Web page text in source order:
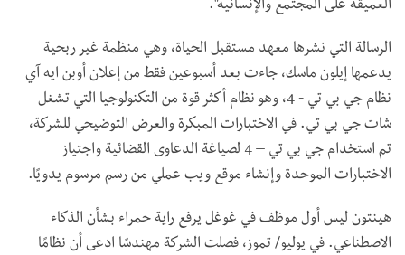
العميقة على المجتمع والإنسانية".
الرسالة التي نشرها معهد مستقبل الحياة، وهي منظمة غير ربحية
يدعمها إيلون ماسك، جاءت بعد أسبوعين فقط من إعلان أوبن ايه آي
نظام جي بي تي - 4، وهو نظام أكثر قوة من التكنولوجيا التي تشغل
شات جي بي تي. في الاختبارات المبكرة والعرض التوضيحي للشركة،
تم استخدام جي بي تي – 4 لصياغة الدعاوى القضائية واجتياز
الاختبارات الموحدة وإنشاء موقع ويب عملي من رسم مرسوم يدويًا.
هينتون ليس أول موظف في غوغل يرفع راية حمراء بشأن الذكاء
الاصطناعي. في يوليو/ تموز، فصلت الشركة مهندسًا ادعى أن نظامًا